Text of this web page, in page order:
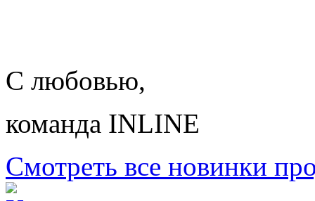
С любовью,
команда INLINE
Смотреть все новинки